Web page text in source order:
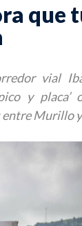
que
vial
y placa’
entre Murillo